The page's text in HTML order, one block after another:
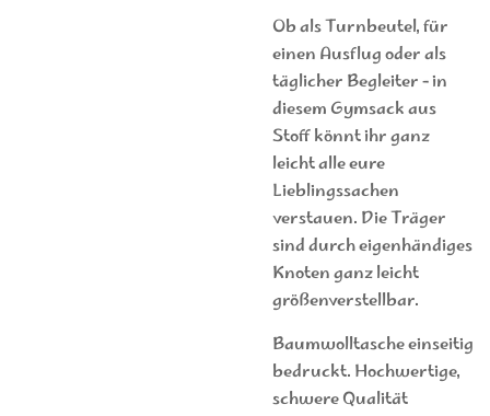
Ob als Turnbeutel, für
einen Ausflug oder als
täglicher Begleiter - in
diesem Gymsack aus
Stoff könnt ihr ganz
leicht alle eure
Lieblingssachen
verstauen. Die Träger
sind durch eigenhändiges
Knoten ganz leicht
größenverstellbar.
Baumwolltasche einseitig
bedruckt. Hochwertige,
schwere Qualität